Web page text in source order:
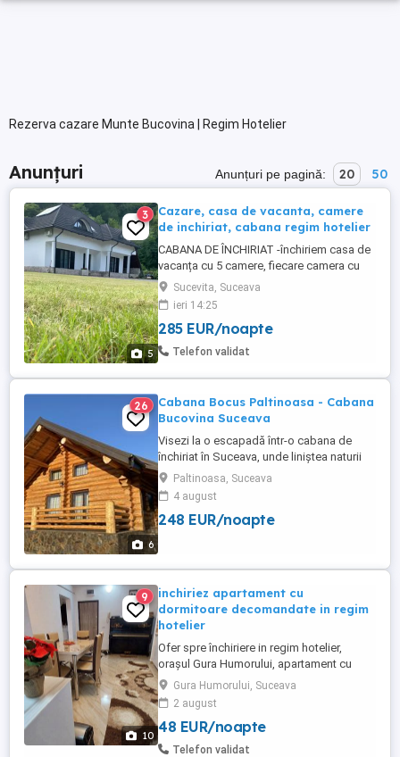
Rezerva cazare Munte Bucovina | Regim Hotelier
Anunțuri Anunțuri pe pagină: 20 50
5
3
Cazare, casa de vacanta, camere
de inchiriat, cabana regim hotelier
CABANA DE ÎNCHIRIAT -închiriem casa de
vacanța cu 5 camere, fiecare camera cu
baie proprie -living spațios -bucătărie
complet utilată -foișor cu grătar, plita și
cuptor pe lemne -loc de joaca pentru copii
cu leagăn și trambulina -locație superba
lângă pădure ! Cabana se închiriază in
Sucevita, Suceava
ieri 14:25
285 EUR/noapte
Telefon validat
6
26
Cabana Bocus Paltinoasa - Cabana
Bucovina Suceava
Visezi la o escapadă într-o cabana de
închiriat în Suceava, unde liniștea naturii
se împletește cu farmecul autentic al
Bucovinei? Cabana Bocuș din Paltinoasa
te așteaptă la doar 32 km de Suceava și
10 km de Gura Humorului, într-un colț de
Paltinoasa, Suceava
4 august
248 EUR/noapte
10
9
inchiriez apartament cu
dormitoare decomandate in regim
hotelier
Ofer spre închiriere in regim hotelier,
orașul Gura Humorului, apartament cu
doua dormitoare decomandate, recent
renovat, mobilat și utilat cu tot ce este
necesar pt a petrece un sejur de neuitat în
frumoasa Bucovina. Exclus excorte! Pentru
o perioada mai lungă se mai negociază.
Gura Humorului, Suceava
2 august
48 EUR/noapte
Telefon validat